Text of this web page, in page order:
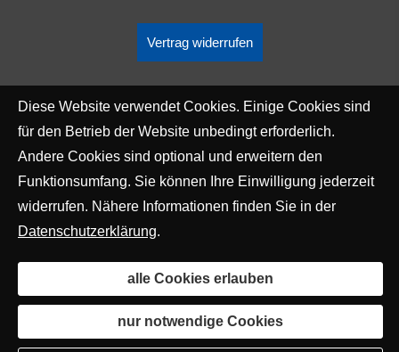
Vertrag widerrufen
Diese Website verwendet Cookies. Einige Cookies sind
für den Betrieb der Website unbedingt erforderlich.
Andere Cookies sind optional und erweitern den
Funktionsumfang. Sie können Ihre Einwilligung jederzeit
widerrufen. Nähere Informationen finden Sie in der
Datenschutzerklärung.
alle Cookies erlauben
nur notwendige Cookies